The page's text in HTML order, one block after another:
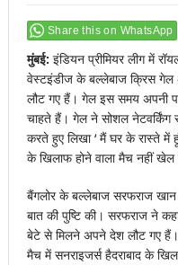
Share this on WhatsApp
मुंबई: इंडियन प्रीमियर लीग में
वेस्टइंडीज के बल्लेबाज क्रिस
लौट गए हैं। गेल इस समय अपनी
चाहते हैं। गेल ने सोशल नेटवर्किंग
करते हुए लिखा ‘ मैं घर के रास्ते में
के खिलाफ होने वाला मैच नहीं खेल
बैंगलोर के बल्लेबाज सरफराज
बात की पुष्टि की। सरफराज ने
बेटे से मिलने अपने देश लौट गए
मैच में सनराइजर्स हैदराबाद के